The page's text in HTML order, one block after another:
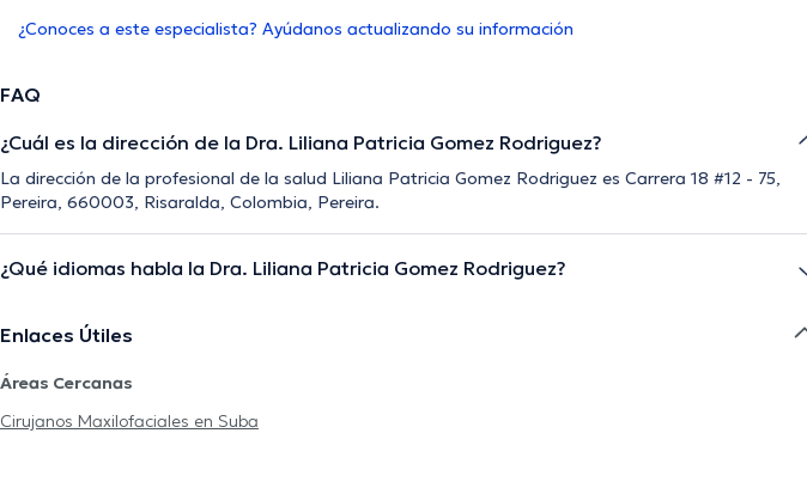
¿Conoces a este especialista? Ayúdanos actualizando su información
FAQ
¿Cuál es la dirección de la Dra. Liliana Patricia Gomez Rodriguez?
La dirección de la profesional de la salud Liliana Patricia Gomez Rodriguez es Carrera 18 #12 - 75,
Pereira, 660003, Risaralda, Colombia, Pereira.
¿Qué idiomas habla la Dra. Liliana Patricia Gomez Rodriguez?
Enlaces Útiles
Áreas Cercanas
Cirujanos Maxilofaciales en Suba